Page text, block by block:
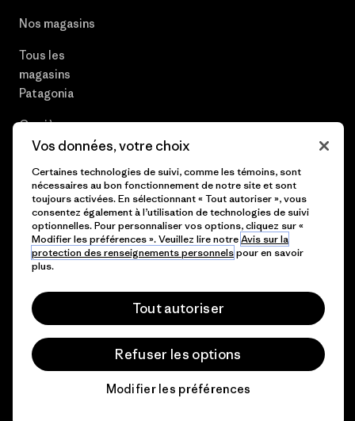
Nos magasins
Tous les
magasins
Patagonia
Carrières
Plan du site
© 2026 Patagonia, Inc. All Rights Reserved.
Vos données, votre choix
Certaines technologies de suivi, comme les témoins, sont
nécessaires au bon fonctionnement de notre site et sont
toujours activées. En sélectionnant « Tout autoriser », vous
consentez également à l’utilisation de technologies de suivi
optionnelles. Pour personnaliser vos options, cliquez sur «
Modifier les préférences ». Veuillez lire notreAvis sur la
protection des renseignements personnelspour en savoir
plus.
Tout autoriser
Refuser les options
Modifier les préférences